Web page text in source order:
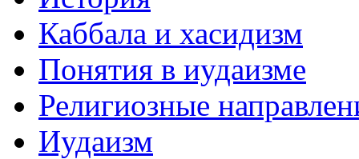
Каббала и хасидизм
Понятия в иудаизме
Религиозные
Иудаизм